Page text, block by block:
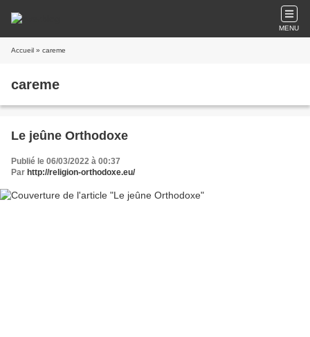
MENU
Accueil » careme
careme
Le jeûne Orthodoxe
Publié le 06/03/2022 à 00:37
Par http://religion-orthodoxe.eu/